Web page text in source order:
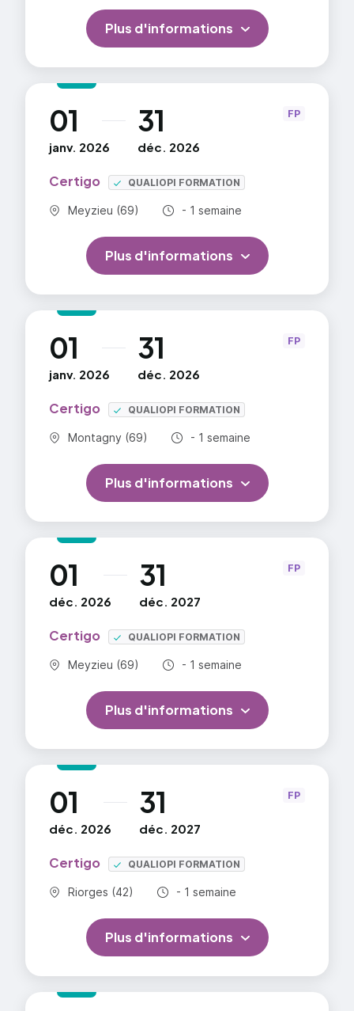
Plus d'informations
01
janv. 2026
au 31
déc. 2026
Certigo QUALIOPI FORMATION
Commune :
Meyzieu (69) Durée totale :
- 1 semaine
FP
Plus d'informations
01
janv. 2026
au 31
déc. 2026
Certigo QUALIOPI FORMATION
Commune :
Montagny (69) Durée totale :
- 1 semaine
FP
Plus d'informations
01
déc. 2026
au 31
déc. 2027
Certigo QUALIOPI FORMATION
Commune :
Meyzieu (69) Durée totale :
- 1 semaine
FP
Plus d'informations
01
déc. 2026
au 31
déc. 2027
Certigo QUALIOPI FORMATION
Commune :
Riorges (42) Durée totale :
- 1 semaine
FP
Plus d'informations